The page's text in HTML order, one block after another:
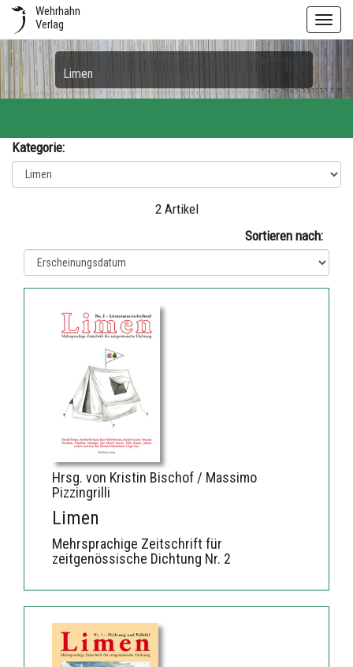
Wehrhahn
Verlag
Limen
Kategorie:
2 Artikel
Sortieren nach:
Hrsg. von Kristin Bischof / Massimo
Pizzingrilli
Limen
Mehrsprachige Zeitschrift für
zeitgenössische Dichtung Nr. 2